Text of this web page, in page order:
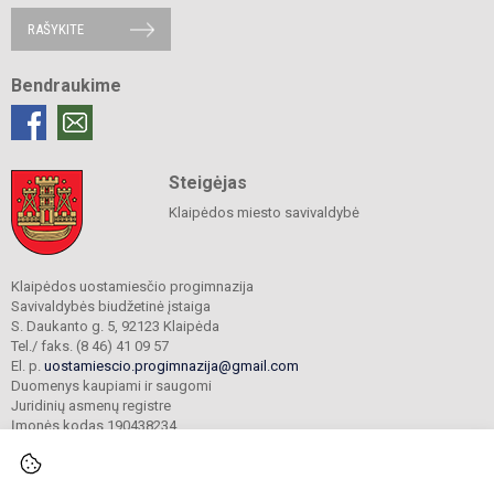
RAŠYKITE
Bendraukime
Steigėjas
Klaipėdos miesto savivaldybė
Klaipėdos uostamiesčio progimnazija
Savivaldybės biudžetinė įstaiga
S. Daukanto g. 5, 92123 Klaipėda
Tel./ faks. (8 46) 41 09 57
El. p. uostamiescio.progimnazija@gmail.com
Duomenys kaupiami ir saugomi
Juridinių asmenų registre
Įmonės kodas 190438234